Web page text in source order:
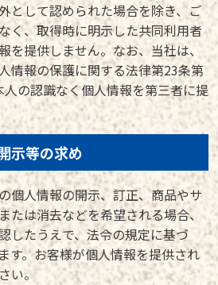
として認められた場合を除き、ご
く、取得時に明示した共同利用者
を提供しません。なお、当社は、
情報の保護に関する法律第23条第
の認識なく個人情報を第三者に提
示等の求め
個人情報の開示、訂正、商品やサ
たは消去などを希望される場合、
したうえで、法令の規定に基づ
す。お客様が個人情報を提供され
い。